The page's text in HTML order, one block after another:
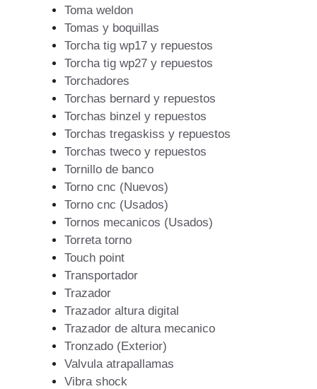
Toma weldon
Tomas y boquillas
Torcha tig wp17 y repuestos
Torcha tig wp27 y repuestos
Torchadores
Torchas bernard y repuestos
Torchas binzel y repuestos
Torchas tregaskiss y repuestos
Torchas tweco y repuestos
Tornillo de banco
Torno cnc (Nuevos)
Torno cnc (Usados)
Tornos mecanicos (Usados)
Torreta torno
Touch point
Transportador
Trazador
Trazador altura digital
Trazador de altura mecanico
Tronzado (Exterior)
Valvula atrapallamas
Vibra shock